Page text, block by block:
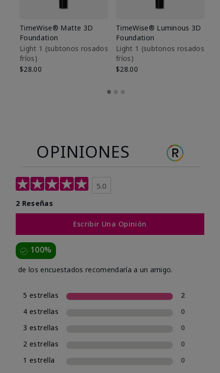
TimeWise® Matte 3D
Foundation
Light 1​ (subtonos rosados
fríos)
$28.00
TimeWise® Luminous 3D
Foundation
Light 1​ (subtonos rosados
fríos)
$28.00
OPINIONES
5.0
2 Reseñas
Escribir Una Opinión
100%
de los encuestados recomendaría a un amigo.
5 estrellas
2
4 estrellas
0
3 estrellas
0
2 estrellas
0
1 estrella
0